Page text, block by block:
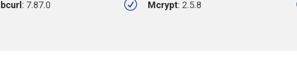
: 7.87.0 R Mcrypt: 2.5.8